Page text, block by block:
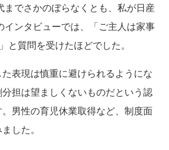
までさかのぼらなくとも、私が日産
インタビューでは、「ご主人は家事
と質問を受けたほどでした。
表現は慎重に避けられるようにな
担は望ましくないものだという認
男性の育児休業取得など、制度面
した。